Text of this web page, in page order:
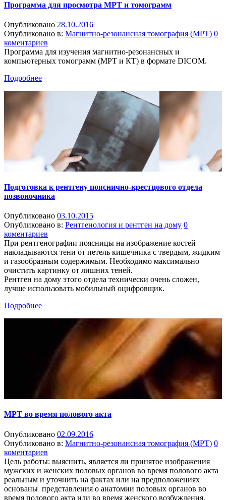
Программа для просмотра МРТ и томограмм
Опубликовано 28.10.2016
Опубликовано в: Магнитно-резонансная томография (МРТ) 0
коментариев
Программа для изучения магнитно-резонансных и
компьютерных томограмм (МРТ и КТ) в формате DICOM.
Подробнее
Подготовка к рентгену пояснично-крестцового отдела
позвоночника
Опубликовано 03.10.2015
Опубликовано в: Рентгенология и рентген на дому 0
коментариев
При рентгенографии поясницы на изображение костей
накладываются тени от петель кишечника с твердым, жидким
и газообразным содержимым. Необходимо максимально
очистить картинку от лишних теней.
Рентген на дому этого отдела технически очень сложен,
лучше использовать мобильный оцифровщик.
Подробнее
МРТ во время полового акта
Опубликовано 02.09.2016
Опубликовано в: Магнитно-резонансная томография (МРТ) 0
коментариев
Цель работы: выяснить, является ли принятое изображения
мужских и женских половых органов во время полового акта
реальным и уточнить на фактах или на предположениях
основаны представления о анатомии половых органов во
время полового акта или во время женского возбуждения.